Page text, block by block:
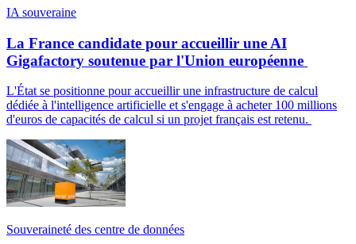
IA souveraine
La France candidate pour accueillir une AI
Gigafactory soutenue par l'Union européenne
L'État se positionne pour accueillir une infrastructure de calcul
dédiée à l'intelligence artificielle et s'engage à acheter 100 millions
d'euros de capacités de calcul si un projet français est retenu.
Souveraineté des centre de données